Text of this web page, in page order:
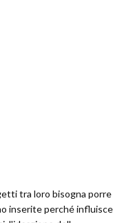
tra loro bisogna porre
inserite perché influisce